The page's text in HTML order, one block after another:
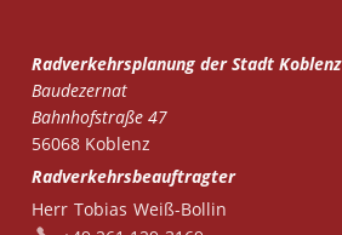
Radverkehrsplanung der Stadt Koblenz
Baudezernat
Bahnhofstraße 47
56068 Koblenz
Radverkehrsbeauftragter
Herr Tobias Weiß-Bollin